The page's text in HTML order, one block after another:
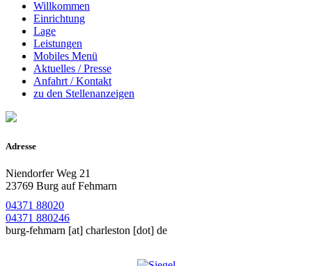
Willkommen
Einrichtung
Lage
Leistungen
Mobiles Menü
Aktuelles / Presse
Anfahrt / Kontakt
zu den Stellenanzeigen
Adresse
Niendorfer Weg 21
23769 Burg auf Fehmarn
04371 88020
04371 880246
burg-fehmarn [at] charleston [dot] de